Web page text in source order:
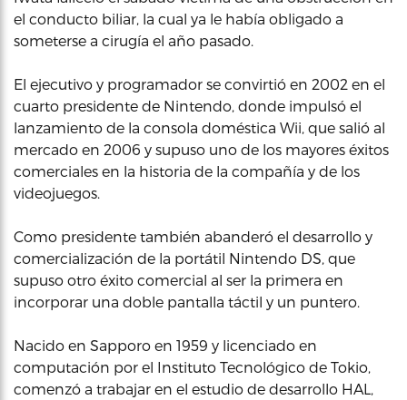
el conducto biliar, la cual ya le había obligado a
someterse a cirugía el año pasado.
El ejecutivo y programador se convirtió en 2002 en el
cuarto presidente de Nintendo, donde impulsó el
lanzamiento de la consola doméstica Wii, que salió al
mercado en 2006 y supuso uno de los mayores éxitos
comerciales en la historia de la compañía y de los
videojuegos.
Como presidente también abanderó el desarrollo y
comercialización de la portátil Nintendo DS, que
supuso otro éxito comercial al ser la primera en
incorporar una doble pantalla táctil y un puntero.
Nacido en Sapporo en 1959 y licenciado en
computación por el Instituto Tecnológico de Tokio,
comenzó a trabajar en el estudio de desarrollo HAL,